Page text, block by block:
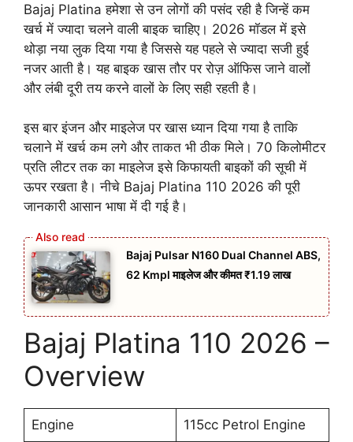
Bajaj Platina हमेशा से उन लोगों की पसंद रही है जिन्हें कम
खर्च में ज्यादा चलने वाली बाइक चाहिए। 2026 मॉडल में इसे
थोड़ा नया लुक दिया गया है जिससे यह पहले से ज्यादा सजी हुई
नजर आती है। यह बाइक खास तौर पर रोज़ ऑफिस जाने वालों
और लंबी दूरी तय करने वालों के लिए सही रहती है।
इस बार इंजन और माइलेज पर खास ध्यान दिया गया है ताकि
चलाने में खर्च कम लगे और ताकत भी ठीक मिले। 70 किलोमीटर
प्रति लीटर तक का माइलेज इसे किफायती बाइकों की सूची में
ऊपर रखता है। नीचे Bajaj Platina 110 2026 की पूरी
जानकारी आसान भाषा में दी गई है।
Bajaj Pulsar N160 Dual Channel ABS,
62 Kmpl माइलेज और कीमत ₹1.19 लाख
Bajaj Platina 110 2026 –
Overview
Engine 115cc Petrol Engine